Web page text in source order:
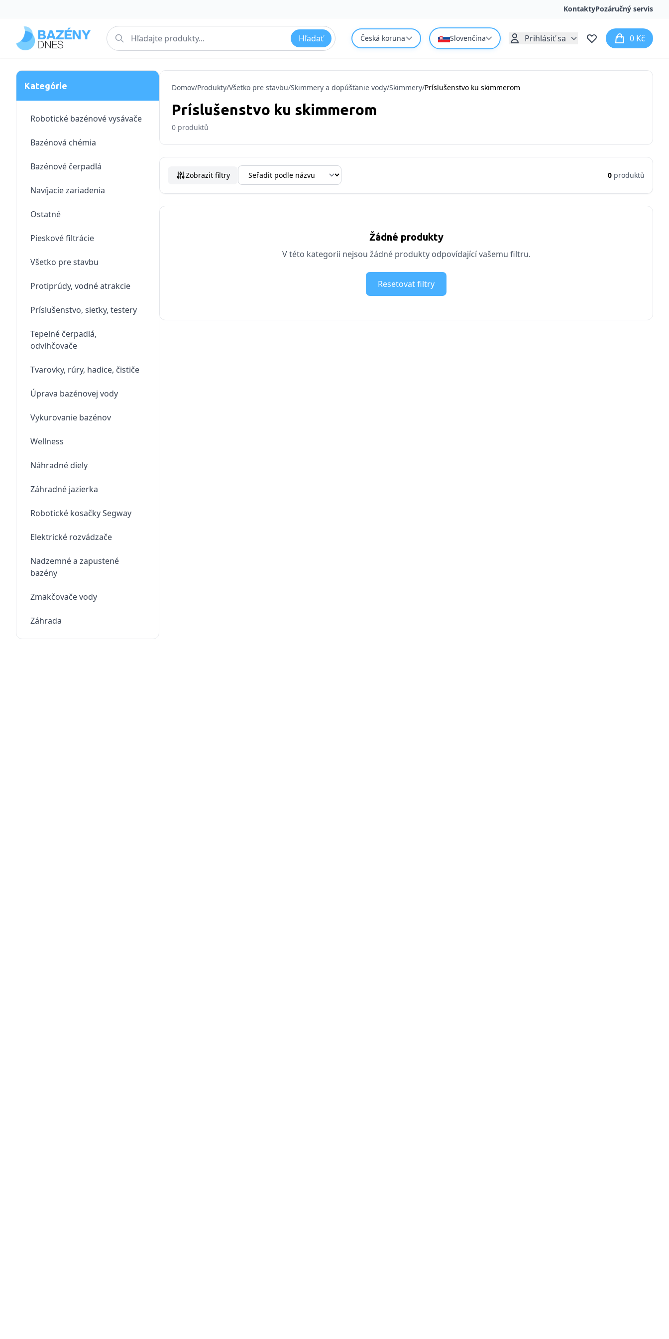
KontaktyPozáručný servis
Hľadať Česká koruna Slovenčina Prihlásiť sa 0 Kč
Kategórie
Robotické bazénové vysávače
Bazénová chémia
Bazénové čerpadlá
Navíjacie zariadenia
Ostatné
Pieskové filtrácie
Všetko pre stavbu
Protiprúdy, vodné atrakcie
Príslušenstvo, sieťky, testery
Tepelné čerpadlá,
odvlhčovače
Tvarovky, rúry, hadice, čističe
Úprava bazénovej vody
Vykurovanie bazénov
Wellness
Náhradné diely
Záhradné jazierka
Robotické kosačky Segway
Elektrické rozvádzače
Nadzemné a zapustené
bazény
Zmäkčovače vody
Záhrada
Domov/Produkty/Všetko pre stavbu/Skimmery a dopúšťanie vody/Skimmery/Príslušenstvo ku skimmerom
Príslušenstvo ku skimmerom
0 produktů
Zobrazit filtry 0 produktů
Žádné produkty
V této kategorii nejsou žádné produkty odpovídající vašemu filtru.
Resetovat filtry